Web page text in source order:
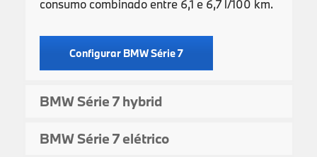
consumo combinado entre 6,1 e 6,7 l/100 km.
Configurar BMW Série 7
BMW Série 7 hybrid
BMW Série 7 elétrico